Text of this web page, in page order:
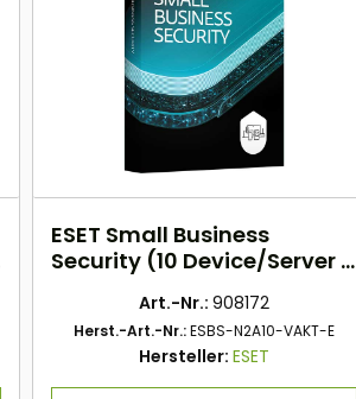
ESET Small Business
Security (10 Device/Server -
Art.-Nr.: 908172
Herst.-Art.-Nr.:ESBS-N2A10-VAKT-E
Hersteller: ESET